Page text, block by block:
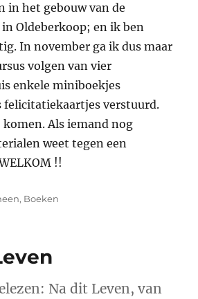
in het gebouw van de
Oldeberkoop; en ik ben
In november ga ik dus maar
volgen van vier
enkele miniboekjes
felicitatiekaartjes verstuurd.
Als iemand nog
weet tegen een
!!
, Boeken
Na dit Leven, van